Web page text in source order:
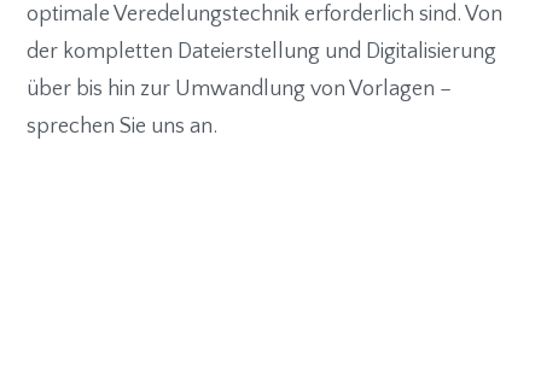
optimale Veredelungstechnik erforderlich sind. Von
der kompletten Dateierstellung und Digitalisierung
über bis hin zur Umwandlung von Vorlagen –
sprechen Sie uns an.